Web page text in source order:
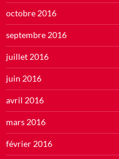
octobre 2016
septembre 2016
juillet 2016
juin 2016
avril 2016
mars 2016
février 2016